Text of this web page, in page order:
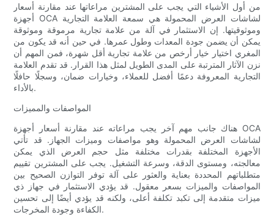
من أول الأشياء التي يجب على المشترين مراعاتها عند مقارنة أسعار
أجهزة OCA لشاشات العرض المحمولة هي سمعة العلامة التجارية
وموثوقيتها. إن الاستثمار في آلة من علامة تجارية مرموقة وموثوقة
يمكن أن يضمن جودة المعدات وطول عمرها. في حين أنه قد يكون من
المغري اختيار خيار أرخص من علامة تجارية أقل شهرة، فمن المهم أن
نزن الآثار المترتبة على المدى الطويل لمثل هذا القرار. قد تقدم العلامة
التجارية المعروفة دعمًا أفضل للعملاء، وخيارات ضمان، وسجلًا حافلًا
بالأداء.
المواصفات والمميزات
هناك جانب مهم آخر يجب مراعاته عند مقارنة أسعار أجهزة OCA
لشاشات العرض المحمولة وهو مواصفات وميزات الجهاز. قد تأتي
الأجهزة المختلفة بقدرات مختلفة مثل حجم العرض الذي يمكن
معالجته، ومستوى الدقة، وسرعة التشغيل. يجب على المشترين تقييم
متطلباتهم المحددة بعناية والعثور على آلة توفر التوازن الصحيح بين
المواصفات والميزات بسعر معقول. قد يؤدي الاستثمار في جهاز ذي
ميزات متقدمة إلى تكبد تكلفة أعلى، ولكنه قد يؤدي أيضًا إلى تحسين
الكفاءة وجودة المخرجات.